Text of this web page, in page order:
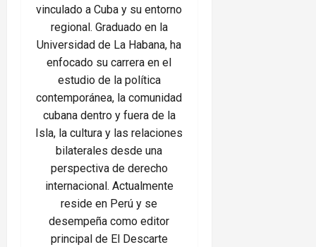
vinculado a Cuba y su entorno
regional. Graduado en la
Universidad de La Habana, ha
enfocado su carrera en el
estudio de la política
contemporánea, la comunidad
cubana dentro y fuera de la
Isla, la cultura y las relaciones
bilaterales desde una
perspectiva de derecho
internacional. Actualmente
reside en Perú y se
desempeña como editor
principal de El Descarte